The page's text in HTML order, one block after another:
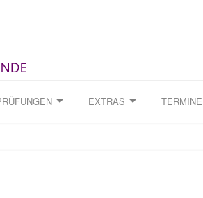
EXTRAS TERMINE